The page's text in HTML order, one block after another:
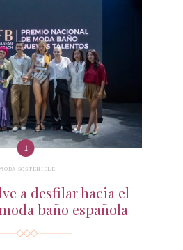
SOSTENIBLE
a desfilar hacia el
baño española